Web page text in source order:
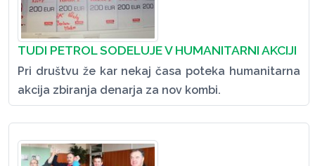
TUDI PETROL SODELUJE V HUMANITARNI AKCIJI
Pri društvu že kar nekaj časa poteka humanitarna
akcija zbiranja denarja za nov kombi.